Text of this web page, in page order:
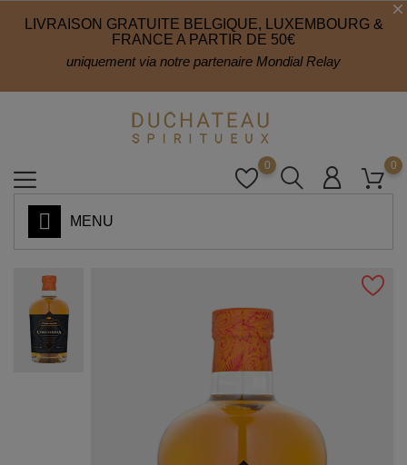
LIVRAISON GRATUITE BELGIQUE, LUXEMBOURG &
FRANCE A PARTIR DE 50€
uniquement via notre partenaire Mondial Relay
0
0
MENU